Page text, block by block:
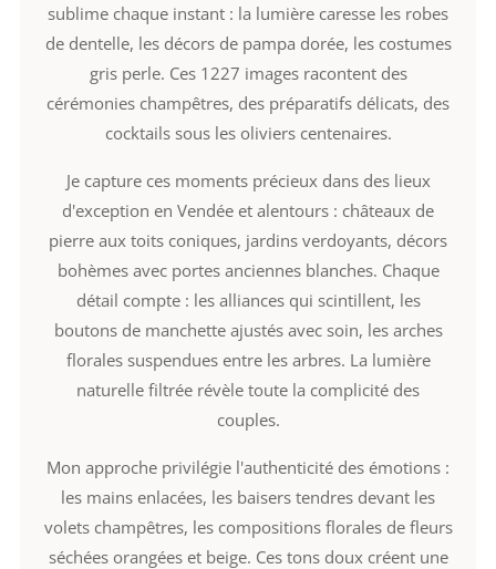
sublime chaque instant : la lumière caresse les robes
de dentelle, les décors de pampa dorée, les costumes
gris perle. Ces 1227 images racontent des
cérémonies champêtres, des préparatifs délicats, des
cocktails sous les oliviers centenaires.
Je capture ces moments précieux dans des lieux
d'exception en Vendée et alentours : châteaux de
pierre aux toits coniques, jardins verdoyants, décors
bohèmes avec portes anciennes blanches. Chaque
détail compte : les alliances qui scintillent, les
boutons de manchette ajustés avec soin, les arches
florales suspendues entre les arbres. La lumière
naturelle filtrée révèle toute la complicité des
couples.
Mon approche privilégie l'authenticité des émotions :
les mains enlacées, les baisers tendres devant les
volets champêtres, les compositions florales de fleurs
séchées orangées et beige. Ces tons doux créent une